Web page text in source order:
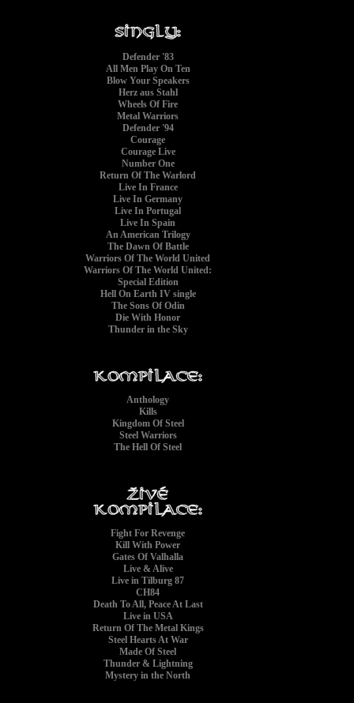
Defender '83
All Men Play On Ten
Blow Your Speakers
Herz aus Stahl
Wheels Of Fire
Metal Warriors
Defender '94
Courage
Courage Live
Number One
Return Of The Warlord
Live In France
Live In Germany
Live In Portugal
Live In Spain
An American Trilogy
The Dawn Of Battle
Warriors Of The World United
Warriors Of The World United:
Special Edition
Hell On Earth IV single
The Sons Of Odin
Die With Honor
Thunder in the Sky
Anthology
Kills
Kingdom Of Steel
Steel Warriors
The Hell Of Steel
Fight For Revenge
Kill With Power
Gates Of Valhalla
Live & Alive
Live in Tilburg 87
CH84
Death To All, Peace At Last
Live in USA
Return Of The Metal Kings
Steel Hearts At War
Made Of Steel
Thunder & Lightning
Mystery in the North